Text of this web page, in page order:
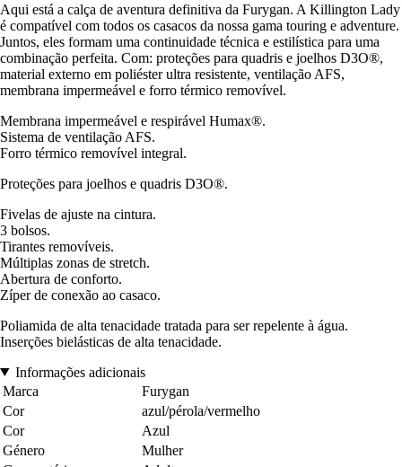
Aqui está a calça de aventura definitiva da Furygan. A Killington Lady
é compatível com todos os casacos da nossa gama touring e adventure.
Juntos, eles formam uma continuidade técnica e estilística para uma
combinação perfeita. Com: proteções para quadris e joelhos D3O®,
material externo em poliéster ultra resistente, ventilação AFS,
membrana impermeável e forro térmico removível.
Membrana impermeável e respirável Humax®.
Sistema de ventilação AFS.
Forro térmico removível integral.
Proteções para joelhos e quadris D3O®.
Fivelas de ajuste na cintura.
3 bolsos.
Tirantes removíveis.
Múltiplas zonas de stretch.
Abertura de conforto.
Zíper de conexão ao casaco.
Poliamida de alta tenacidade tratada para ser repelente à água.
Inserções bielásticas de alta tenacidade.
Informações adicionais
Marca
Furygan
Cor
azul/pérola/vermelho
Cor
Azul
Género
Mulher